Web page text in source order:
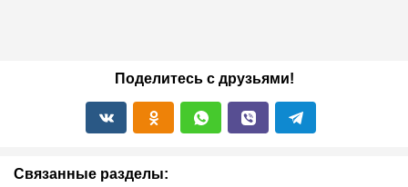
Поделитесь с друзьями!
Связанные разделы: